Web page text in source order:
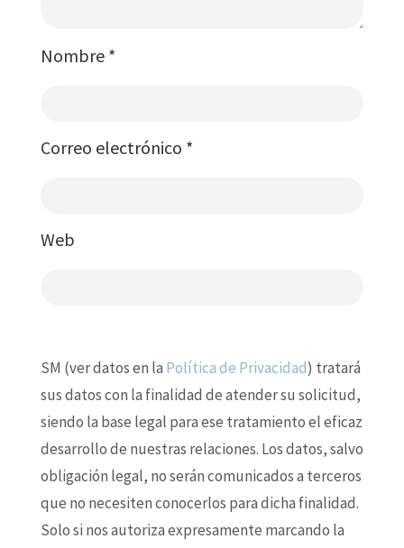
Nombre *
Correo electrónico *
Web
SM (ver datos en la Política de Privacidad) tratará
sus datos con la finalidad de atender su solicitud,
siendo la base legal para ese tratamiento el eficaz
desarrollo de nuestras relaciones. Los datos, salvo
obligación legal, no serán comunicados a terceros
que no necesiten conocerlos para dicha finalidad.
Solo si nos autoriza expresamente marcando la